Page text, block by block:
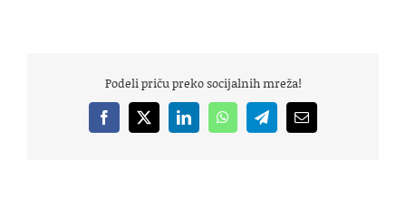
Podeli priču preko socijalnih mreža!
Facebook
X LinkedInWhatsAppTelegramEmail